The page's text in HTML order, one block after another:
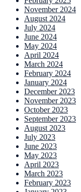
November 2024
August 2024
July 2024
June 2024
May 2024
April 2024
March 2024
February 2024
January 2024
December 2023
November 2023
October 2023
September 2023
August 2023
July 2023
June 2023
May 2023
April 2023
March 2023
February 2023